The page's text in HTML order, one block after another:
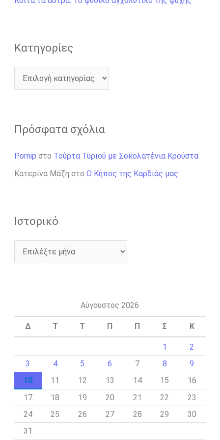
Kατηγορίες
Πρόσφατα σχόλια
Pornip στο Τούρτα Τυριού με Σοκολατένια Κρούστα
Κατερίνα Μάζη στο Ο Κήπος της Καρδιάς μας
Ιστορικό
Αύγουστος 2026
Δ Τ Τ Π Π Σ Κ
1
2
3
4 5 6 7 8
9
10
11 12 13 14 15
16
17
18 19 20 21 22
23
24
25 26 27 28 29
30
31